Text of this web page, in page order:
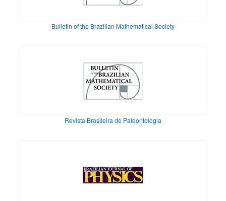
Bulletin of the Brazilian Mathematical Society
Revista Brasileira de Paleontologia